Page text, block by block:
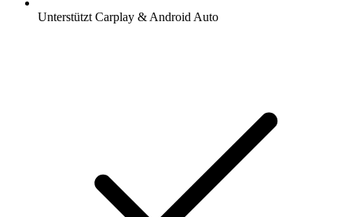
Unterstützt Carplay & Android Auto